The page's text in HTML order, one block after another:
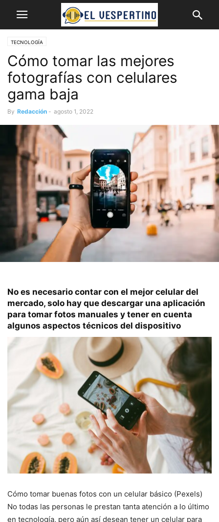
TECNOLOGÍA
Cómo tomar las mejores
fotografías con celulares
gama baja
By Redacción - agosto 1, 2022
No es necesario contar con el mejor celular del
mercado, solo hay que descargar una aplicación
para tomar fotos manuales y tener en cuenta
algunos aspectos técnicos del dispositivo
Cómo tomar buenas fotos con un celular básico (Pexels)
No todas las personas le prestan tanta atención a lo último
en tecnología, pero aún así desean tener un celular para